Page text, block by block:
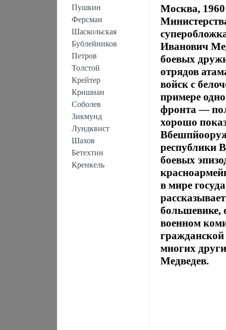
Пушкин
Ферсман
Шаскольская
Бублейников
Петров
Толстой
Крейтер
Кришнан
Соболев
Зикмунд
Лундквист
Шахов
Бетехтин
Кренкель
Москва, 1960
Иванович
боевых
отрядов
войск с
примере
фронта —
хорошо
республики
боевых
в мире
большевике,
военном
многих
Медведев.